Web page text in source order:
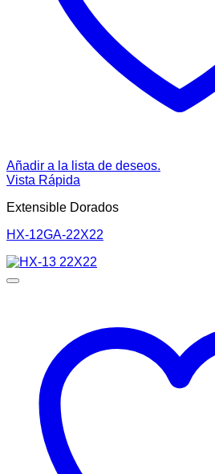
Añadir a la lista de deseos.
Vista Rápida
Extensible Dorados
HX-12GA-22X22